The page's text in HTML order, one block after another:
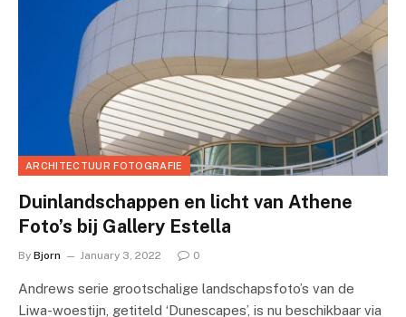
ARCHITECTUUR FOTOGRAFIE
Duinlandschappen en licht van Athene
Foto’s bij Gallery Estella
By Bjorn January 3, 2022 0
Andrews serie grootschalige landschapsfoto’s van de
Liwa-woestijn, getiteld ‘Dunescapes’, is nu beschikbaar via